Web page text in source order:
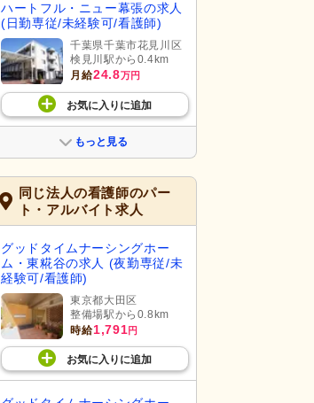
ハートフル・ニュー幕張の求人
(日勤専従/未経験可/看護師)
千葉県千葉市花見川区
検見川駅から0.4km
月給24.8万円
お気に入り に追加
もっと見る
同じ法人の看護師のパー
ト・アルバイト求人
グッドタイムナーシングホー
ム・東糀谷の求人 (夜勤専従/未
経験可/看護師)
東京都大田区
整備場駅から0.8km
時給1,791円
お気に入り に追加